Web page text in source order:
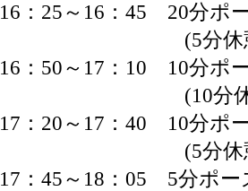
16：25～16：45 20分ポ
(5分休
16：50～17：10 10分ポ
(10分休
17：20～17：40 10分ポ
(5分休
17：45～18：05 5分ポー